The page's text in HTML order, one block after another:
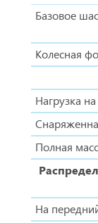
Базовое
Колесная
Нагрузка
Полная
На